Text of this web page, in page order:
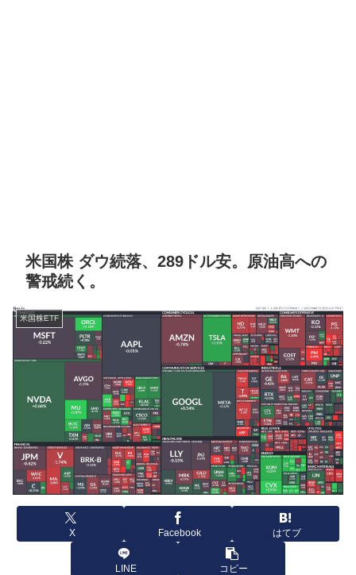
米国株 ダウ続落、289ドル安。原油高への
警戒続く。
米国株ETF
X Facebook はてブ
LINE コピー